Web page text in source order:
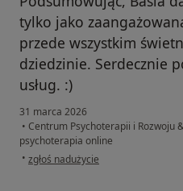
tylko jako
przede wszystkim
dziedzinie. Serdecznie
usług. :)
31 marca 2026
• Centrum Psychoterapii i Rozwoju
psychoterapia online
• w opinii użytkownika Dominika
zgłoś nadużycie